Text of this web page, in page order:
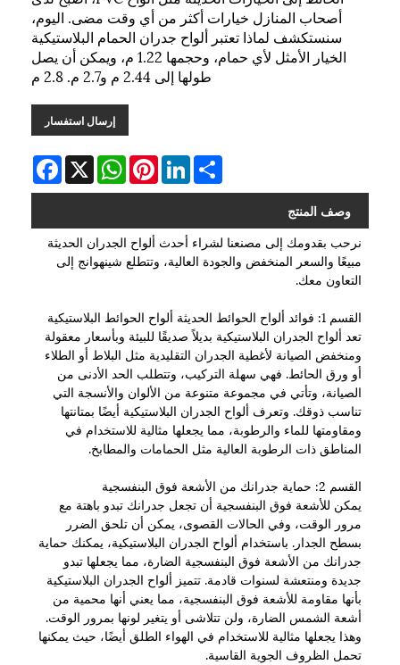
أصحاب المنازل خيارات أكثر من أي وقت مضى. اليوم،
سنستكشف لماذا تعتبر ألواح جدران الحمام البلاستيكية
الخيار الأمثل لأي حمام، وحجمها 1.22 م، ويمكن أن يصل
طولها إلى 2.44 م و2.7 م. 2.8 م
إرسال استفسار
Facebook X
WhatsAppPinterestLinkedInShare
وصف المنتج
نرحب بقدومك إلى مصنعنا لشراء أحدث ألواح الجدران الحديثة
مبيعًا والسعر المنخفض والجودة العالية، وتتطلع شينهوانج إلى
التعاون معك.
القسم 1: فوائد ألواح الحوائط الحديثة ألواح الحوائط البلاستيكية
تعد ألواح الجدران البلاستيكية بديلاً صديقًا للبيئة وبأسعار معقولة
ومنخفض الصيانة لأغطية الجدران التقليدية مثل البلاط أو الطلاء
أو ورق الحائط. فهي سهلة التركيب، وتتطلب الحد الأدنى من
الصيانة، وتأتي في مجموعة متنوعة من الألوان والأنسجة التي
تناسب ذوقك. وتعرف ألواح الجدران البلاستيكية أيضًا بمتانتها
ومقاومتها للماء والرطوبة، مما يجعلها مثالية للاستخدام في
المناطق ذات الرطوبة العالية مثل الحمامات والمطابخ.
القسم 2: حماية جدرانك من الأشعة فوق البنفسجية
يمكن للأشعة فوق البنفسجية أن تجعل جدرانك تبدو باهتة مع
مرور الوقت، وفي الحالات القصوى، يمكن أن تلحق الضرر
بسطح الجدار. باستخدام ألواح الجدران البلاستيكية، يمكنك حماية
جدرانك من الأشعة فوق البنفسجية الضارة، مما يجعلها تبدو
جديدة ومنتعشة لسنوات قادمة. تتميز ألواح الجدران البلاستيكية
بأنها مقاومة للأشعة فوق البنفسجية، مما يعني أنها محمية من
أشعة الشمس الضارة، ولن تتلاشى أو يتغير لونها بمرور الوقت.
وهذا يجعلها مثالية للاستخدام في الهواء الطلق أيضًا، حيث يمكنها
تحمل الظروف الجوية القاسية.